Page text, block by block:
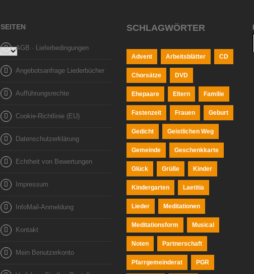
SEITEN
AGB · Lieferbedingungen
Angebotsanfrage Liederbücher
Aufführungsrechte
Cookie-Richtlinie (EU)
Datenschutzerklärung
Echtheit von Bewertungen
Impressum
InfoMail-Anmeldung
Kontakt
Mein Benutzerkonto
SCHLAGWÖRTER
Advent Arbeitsblätter CD
Chorsätze DVD
Ehepaare Eltern Familie
Fastenzeit Frauen Geburt
Gedicht Geistlichen Weg
Gemeinde Geschenkkarte
Glück Grüße Kinder
Kindergarten Laetitia
Lieder Meditationen
Meditationsform Musical
Noten Partnerschaft
Pfarrgemeinderat PGR